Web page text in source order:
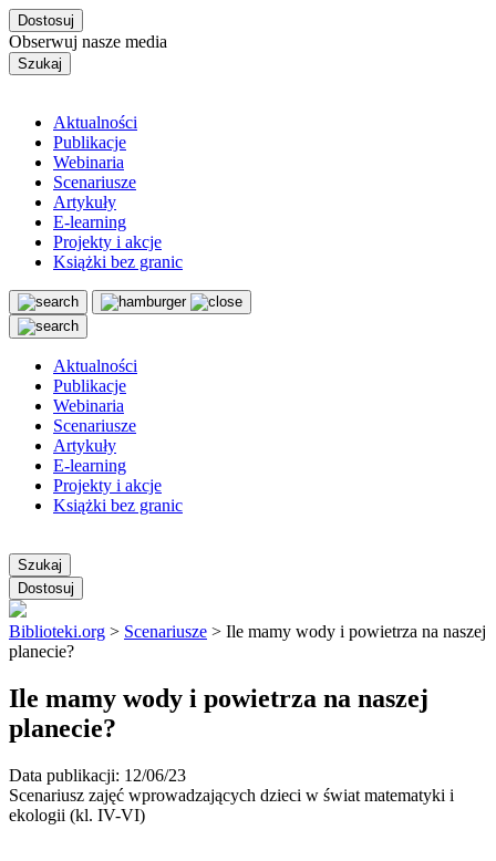
Dostosuj
Obserwuj nasze media
Szukaj
Aktualności
Publikacje
Webinaria
Scenariusze
Artykuły
E-learning
Projekty i akcje
Książki bez granic
Aktualności
Publikacje
Webinaria
Scenariusze
Artykuły
E-learning
Projekty i akcje
Książki bez granic
Szukaj
Dostosuj
Biblioteki.org > Scenariusze > Ile mamy wody i powietrza na naszej
planecie?
Ile mamy wody i powietrza na naszej
planecie?
Data publikacji: 12/06/23
Scenariusz zajęć wprowadzających dzieci w świat matematyki i
ekologii (kl. IV-VI)